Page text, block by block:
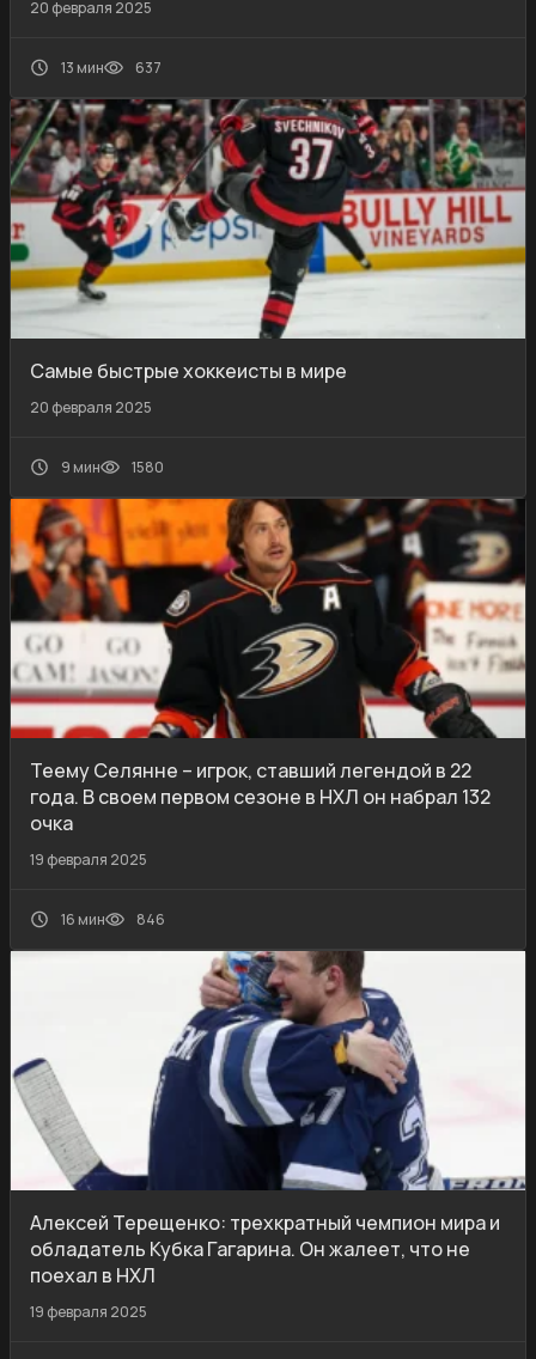
20 февраля 2025
13 мин 637
Самые быстрые хоккеисты в мире
20 февраля 2025
9 мин 1580
Теему Селянне – игрок, ставший легендой в 22
года. В своем первом сезоне в НХЛ он набрал 132
очка
19 февраля 2025
16 мин 846
Алексей Терещенко: трехкратный чемпион мира и
обладатель Кубка Гагарина. Он жалеет, что не
поехал в НХЛ
19 февраля 2025